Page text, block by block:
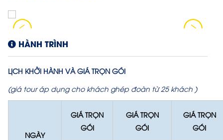
HÀNH TRÌNH
LỊCH KHỞI HÀNH VÀ GIÁ TRỌN GÓI
(giá tour áp dụng cho khách ghép đoàn từ 25 khách )
NGÀY
GIÁ TRỌN
GÓI
GIÁ TRỌN
GÓI
GIÁ TRỌN
GÓI